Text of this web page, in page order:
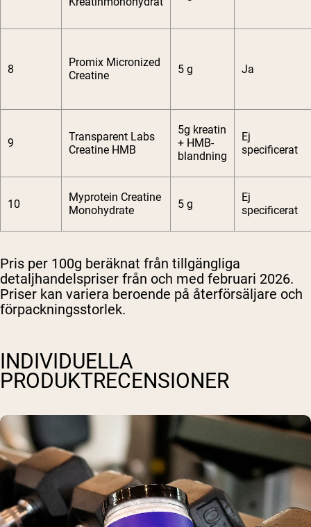
8
Promix Micronized
Creatine
5 g Ja
9
Transparent Labs
Creatine HMB
5g kreatin
+ HMB-
blandning
Ej
specificerat
10
Myprotein Creatine
Monohydrate
5 g
Ej
specificerat
Pris per 100g beräknat från tillgängliga
detaljhandelspriser från och med februari 2026.
Priser kan variera beroende på återförsäljare och
förpackningsstorlek.
INDIVIDUELLA
PRODUKTRECENSIONER